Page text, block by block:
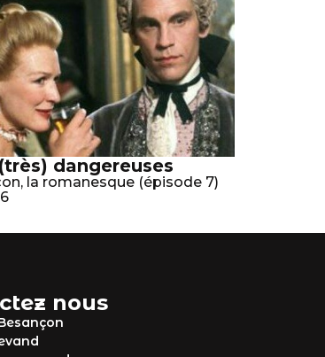
dangereuses
la romanesque (épisode 7)
nous